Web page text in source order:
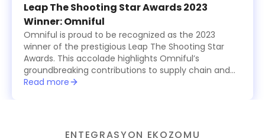
Leap The Shooting Star Awards 2023
Winner: Omniful
Omniful is proud to be recognized as the 2023
winner of the prestigious Leap The Shooting Star
Awards. This accolade highlights Omniful’s
groundbreaking contributions to supply chain and
logistics management, showcasing the platform’s
excellence, providing cutting-edge tools for
Read more
ENTEGRASYON EKOZOMU